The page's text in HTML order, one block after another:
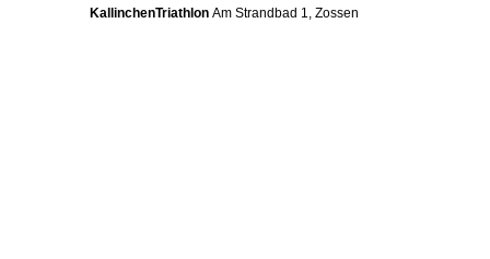
KallinchenTriathlon Am Strandbad 1, Zossen